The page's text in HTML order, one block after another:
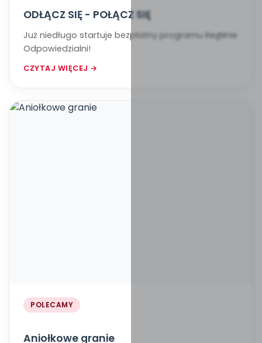
ODŁĄCZ SIĘ - POŁĄCZ SIĘ
Już niedługo startuje bezpłatny programu Re@lnie
Odpowiedzialni!
CZYTAJ WIĘCEJ →
POLECAMY
Aniołkowe granie